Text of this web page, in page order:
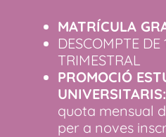
MATRÍCULA
DESCOMPTE
TRIMESTRAL
PROMOCIÓ
UNIVERSITARIS:
quota mensual
per a noves